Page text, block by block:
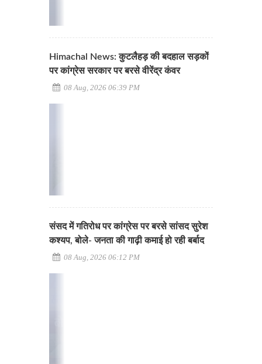
Himachal News: कुटलैहड़ की बदहाल सड़कों
पर कांग्रेस सरकार पर बरसे वीरेंद्र कंवर
08 Aug, 2026 06:39 PM
संसद में गतिरोध पर कांग्रेस पर बरसे सांसद सुरेश
कश्यप, बोले- जनता की गाढ़ी कमाई हो रही बर्बाद
08 Aug, 2026 06:12 PM